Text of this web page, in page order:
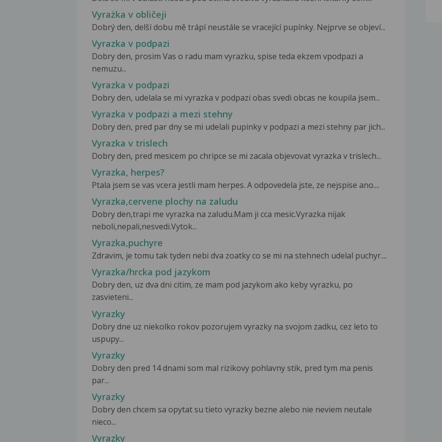
Vyrażka v obličeji
Dobrý den, delší dobu mě trápí neustále se vracející pupínky. Nejprve se objeví...
Vyrazka v podpazi
Dobry den, prosim Vas o radu mam vyrazku, spise teda ekzem vpodpazi a
nemuzu...
Vyrazka v podpazi
Dobry den, udelala se mi vyrazka v podpazi obas svedi obcas ne koupila jsem...
Vyrazka v podpazi a mezi stehny
Dobry den, pred par dny se mi udelali pupinky v podpazi a mezi stehny par jich...
Vyrazka v trislech
Dobry den, pred mesicem po chripce se mi zacala objevovat vyrazka v trislech...
Vyrazka, herpes?
Ptala jsem se vas vcera jestli mam herpes. A odpovedela jste, ze nejspise ano....
Vyrazka,cervene plochy na zaludu
Dobry den,trapi me vyrazka na zaludu.Mam ji cca mesic.Vyrazka nijak
neboli,nepali,nesvedi.Vytok...
Vyrazka,puchyre
Zdravim, je tomu tak tyden nebi dva zoatky co se mi na stehnech udelal puchyr....
Vyrazka/hrcka pod jazykom
Dobry den, uz dva dni citim, ze mam pod jazykom ako keby vyrazku, po
zasvieteni...
Vyrazky
Dobry dne uz niekolko rokov pozorujem vyrazky na svojom zadku, cez leto to
uspupy...
Vyrazky
Dobry den pred 14 dnami som mal rizikovy pohlavny stik, pred tym ma penis
par...
Vyrazky
Dobry den chcem sa opytat su tieto vyrazky bezne alebo nie neviem neutale
nieco...
Vyrazky